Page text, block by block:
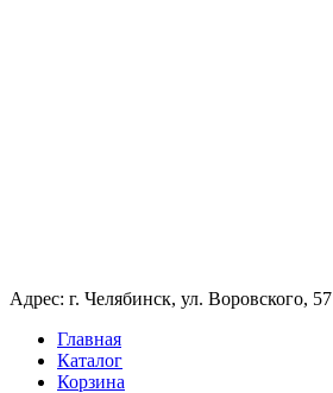
Адрес: г. Челябинск, ул. Воровского, 57
Главная
Каталог
Корзина